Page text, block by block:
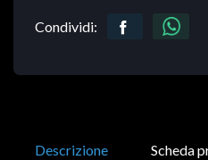
Condividi:
Descrizione Scheda